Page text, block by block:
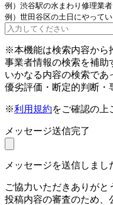
例）渋谷駅の水まわり修理業者
例）世田谷区の土日にやって
※本機能は検索内容から
事業者情報の検索を補助
いかなる内容の検索であ
優劣評価・断定的判断・
※利用規約をご確認の上
メッセージ送信完了
メッセージを送信しまし
ご協力いただきありがと
投稿内容の審査のため、